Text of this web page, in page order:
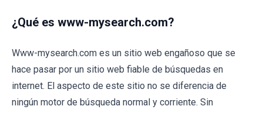
¿Qué es www-mysearch.com?
Www-mysearch.com es un sitio web engañoso que se
hace pasar por un sitio web fiable de búsquedas en
internet. El aspecto de este sitio no se diferencia de
ningún motor de búsqueda normal y corriente. Sin